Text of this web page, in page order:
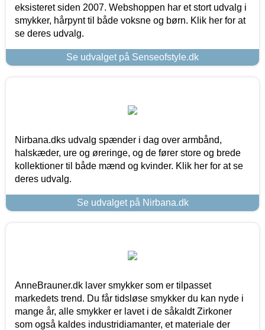
eksisteret siden 2007. Webshoppen har et stort udvalg i
smykker, hårpynt til både voksne og børn. Klik her for at
se deres udvalg.
Se udvalget på Senseofstyle.dk
Nirbana.dks udvalg spænder i dag over armbånd,
halskæder, ure og øreringe, og de fører store og brede
kollektioner til både mænd og kvinder. Klik her for at se
deres udvalg.
Se udvalget på Nirbana.dk
AnneBrauner.dk laver smykker som er tilpasset
markedets trend. Du får tidsløse smykker du kan nyde i
mange år, alle smykker er lavet i de såkaldt Zirkoner
som også kaldes industridiamanter, et materiale der